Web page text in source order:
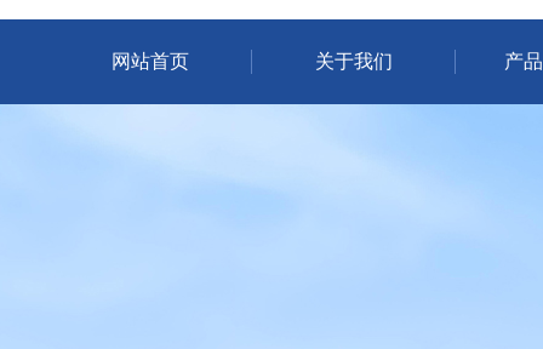
网站首页 关于我们 产